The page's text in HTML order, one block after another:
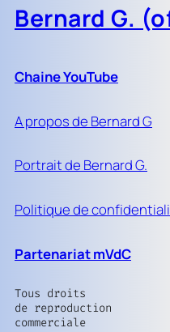
Bernard G.
Chaine YouTube
A propos de Bernard G
Portrait de Bernard G.
Politique de
Partenariat mVdC
Tous droits
de reproduction
commerciale